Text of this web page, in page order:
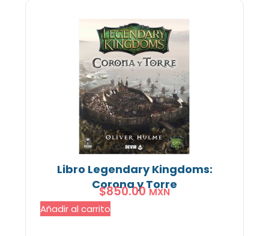
Libro Legendary Kingdoms:
Corona y Torre
$850.00 MXN
Añadir al carrito